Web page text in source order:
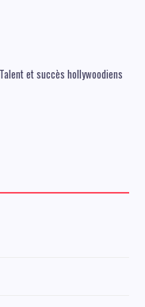
et succès hollywoodiens